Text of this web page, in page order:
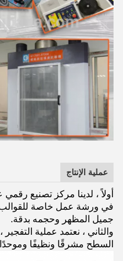
عملية الإنتاج
أولاً ، لدينا مركز تصنيع
في ورشة عمل خاصة للقوالب ،
جميل المظهر وحجمه بدقة.
والثاني ، نعتمد عملية
السطح مشرقًا ونظيفًا وموحدًا